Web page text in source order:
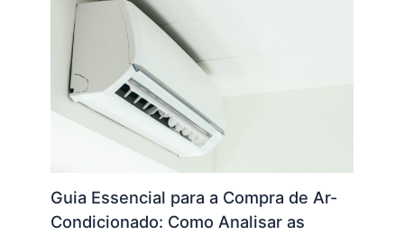
Guia Essencial para a Compra de Ar-
Condicionado: Como Analisar as